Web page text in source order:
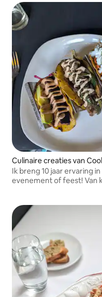
Culinaire creaties van
Ik breng 10 jaar ervaring
evenement of feest! Van